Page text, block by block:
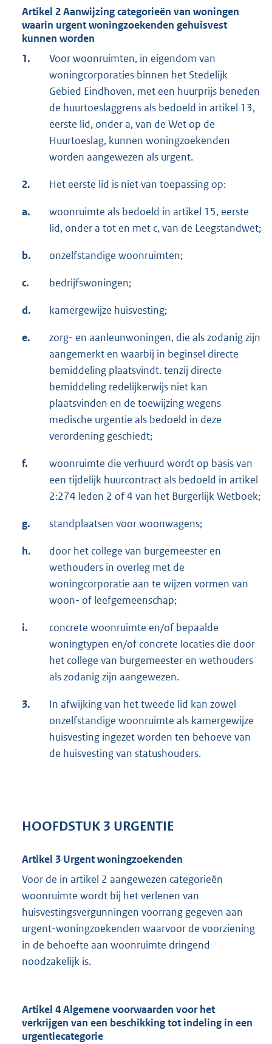
Artikel 2 Aanwijzing categorieën van woningen
waarin urgent woningzoekenden gehuisvest
kunnen worden
1.
Voor woonruimten, in eigendom van
woningcorporaties binnen het Stedelijk
Gebied Eindhoven, met een huurprijs beneden
de huurtoeslaggrens als bedoeld in artikel 13,
eerste lid, onder a, van de Wet op de
Huurtoeslag, kunnen woningzoekenden
worden aangewezen als urgent.
2. Het eerste lid is niet van toepassing op:
a.
woonruimte als bedoeld in artikel 15, eerste
lid, onder a tot en met c, van de Leegstandwet;
b. onzelfstandige woonruimten;
c. bedrijfswoningen;
d. kamergewijze huisvesting;
e.
zorg- en aanleunwoningen, die als zodanig zijn
aangemerkt en waarbij in beginsel directe
bemiddeling plaatsvindt. tenzij directe
bemiddeling redelijkerwijs niet kan
plaatsvinden en de toewijzing wegens
medische urgentie als bedoeld in deze
verordening geschiedt;
f.
woonruimte die verhuurd wordt op basis van
een tijdelijk huurcontract als bedoeld in artikel
2:274 leden 2 of 4 van het Burgerlijk Wetboek;
g. standplaatsen voor woonwagens;
h.
door het college van burgemeester en
wethouders in overleg met de
woningcorporatie aan te wijzen vormen van
woon- of leefgemeenschap;
i.
concrete woonruimte en/of bepaalde
woningtypen en/of concrete locaties die door
het college van burgemeester en wethouders
als zodanig zijn aangewezen.
3.
In afwijking van het tweede lid kan zowel
onzelfstandige woonruimte als kamergewijze
huisvesting ingezet worden ten behoeve van
de huisvesting van statushouders.
HOOFDSTUK 3 URGENTIE
Artikel 3 Urgent woningzoekenden
Voor de in artikel 2 aangewezen categorieën
woonruimte wordt bij het verlenen van
huisvestingsvergunningen voorrang gegeven aan
urgent-woningzoekenden waarvoor de voorziening
in de behoefte aan woonruimte dringend
noodzakelijk is.
Artikel 4 Algemene voorwaarden voor het
verkrijgen van een beschikking tot indeling in een
urgentiecategorie